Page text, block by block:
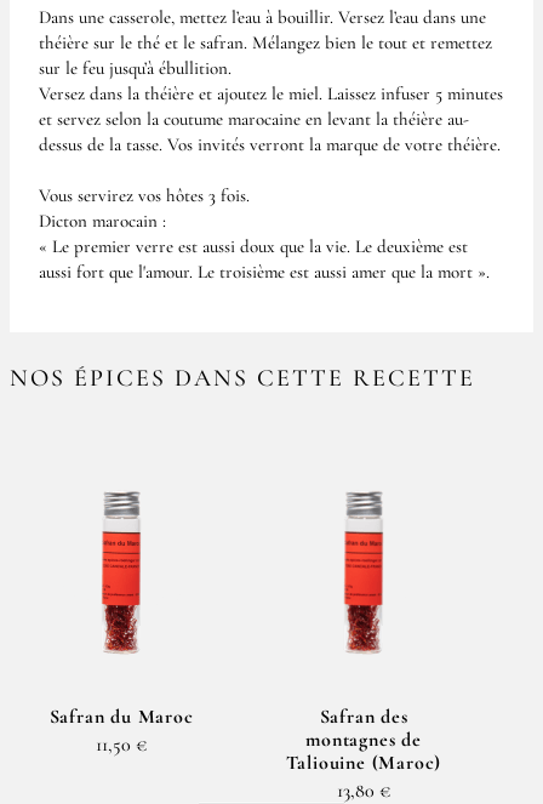
Dans une casserole, mettez l’eau à bouillir. Versez l’eau dans une
théière sur le thé et le safran. Mélangez bien le tout et remettez
sur le feu jusqu’à ébullition.
Versez dans la théière et ajoutez le miel. Laissez infuser 5 minutes
et servez selon la coutume marocaine en levant la théière au-
dessus de la tasse. Vos invités verront la marque de votre théière.
Vous servirez vos hôtes 3 fois.
Dicton marocain :
« Le premier verre est aussi doux que la vie. Le deuxième est
aussi fort que l'amour. Le troisième est aussi amer que la mort ».
NOS ÉPICES DANS CETTE RECETTE
Safran du Maroc
11,50 €
Safran des
montagnes de
Taliouine (Maroc)
13,80 €